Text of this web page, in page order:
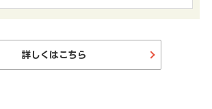
詳しくはこちら